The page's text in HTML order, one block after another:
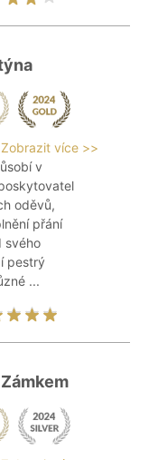
Zobrazit více >>
v
oděvů,
přání
svého
pestrý
...